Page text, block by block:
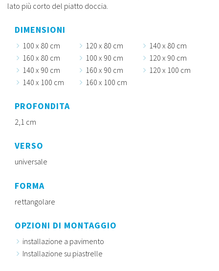
lato più corto del piatto doccia.
DIMENSIONI
100 x 80 cm 120 x 80 cm
140 x 80 cm
160 x 80 cm
100 x 90 cm
120 x 90 cm
140 x 90 cm
160 x 90 cm
120 x 100 cm
140 x 100 cm
160 x 100 cm
PROFONDITA
2,1 cm
VERSO
universale
FORMA
rettangolare
OPZIONI DI MONTAGGIO
installazione a pavimento
Installazione su piastrelle